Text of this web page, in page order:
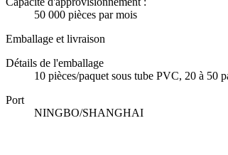
50 000 pièces par mois
Emballage et livraison
Détails de l'emballage
10 pièces/paquet sous tube PVC, 20 à 50
Port
NINGBO/SHANGHAI